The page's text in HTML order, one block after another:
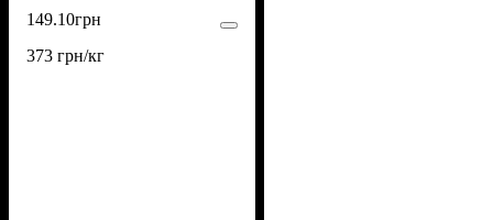
149.10грн
373 грн/кг